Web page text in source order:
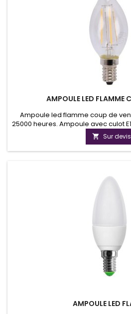
AMPOULE LED FLAMME
Ampoule led flamme coup de
25000 heures. Ampoule avec culot
lumineuse de 250 ou 400
aveuglant.
 Sur devis
AMPOULE LED